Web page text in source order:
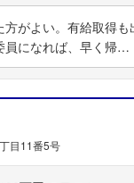
がよい。有給取得
員になれば、早く帰…
目11番5号